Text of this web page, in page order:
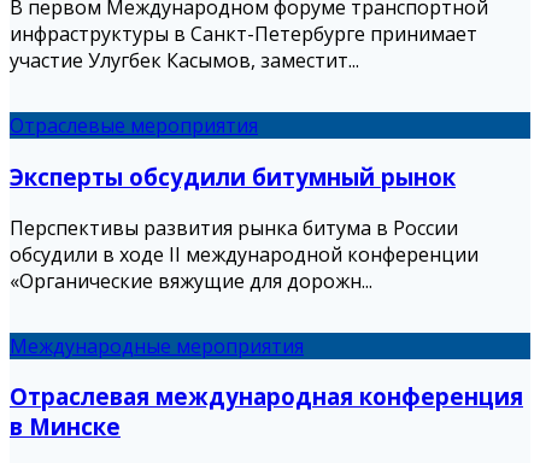
В первом Международном форуме транспортной
инфраструктуры в Санкт-Петербурге принимает
участие Улугбек Касымов, заместит...
Отраслевые мероприятия
Эксперты обсудили битумный рынок
Перспективы развития рынка битума в России
обсудили в ходе II международной конференции
«Органические вяжущие для дорожн...
Международные мероприятия
Отраслевая международная конференция
в Минске